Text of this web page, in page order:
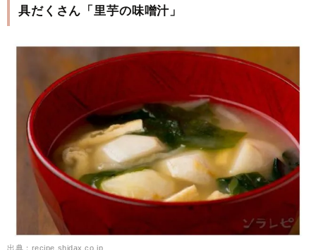
具だくさん「里芋の味噌汁」
出典：recipe.shidax.co.jp